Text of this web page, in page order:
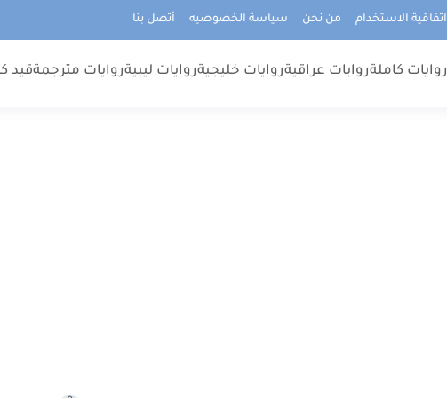
اتفاقية الاستخدام من نحن سياسة الخصوصيه أتصل بنا
روايات كاملةروايات عراقيةروايات خليجيةروايات ليبيةروايات مترجمةقيد